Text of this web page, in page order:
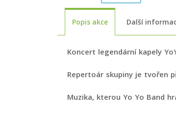
Popis akce Další
Koncert legendární kapely
Repertoár skupiny je tvořen
Muzika, kterou Yo Yo Band